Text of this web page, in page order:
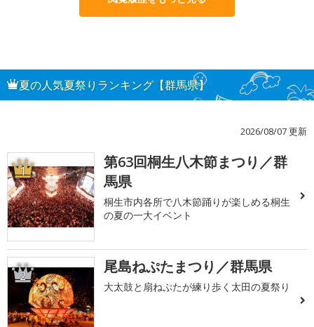
夏の人気夏祭りランキング【群馬県】
2026/08/07 更新
1
第63回桐生八木節まつり／群
馬県
桐生市内各所で八木節踊りが楽しめる桐生
の夏の一大イベント
2 尾島ねぷたまつり／群馬県
大太鼓と扇ねぷたが練り歩く太田の夏祭り